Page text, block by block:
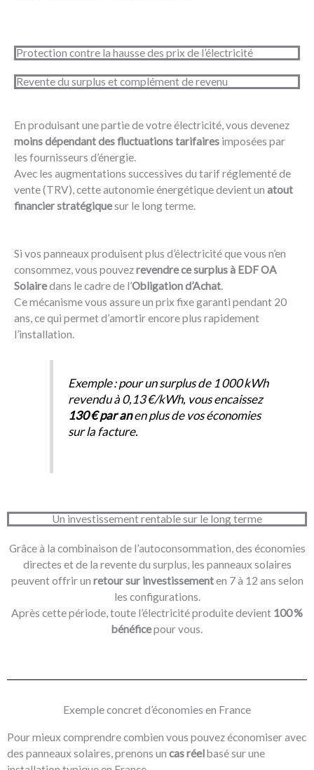
Protection contre la hausse des prix de l’électricité
Revente du surplus et complément de revenu
En produisant une partie de votre électricité, vous devenez
moins dépendant des fluctuations tarifaires imposées par
les fournisseurs d’énergie.
Avec les augmentations successives du tarif réglementé de
vente (TRV), cette autonomie énergétique devient un atout
financier stratégiquesur le long terme.
Si vos panneaux produisent plus d’électricité que vous n’en
consommez, vous pouvezrevendre ce surplus à EDF OA
Solairedans le cadre de l’Obligation d’Achat.
Ce mécanisme vous assure un prix fixe garanti pendant 20
ans, ce qui permet d’amortir encore plus rapidement
l’installation.
Exemple : pour un surplus de 1 000 kWh
revendu à 0,13 €/kWh, vous encaissez
130 € par anen plus de vos économies
sur la facture.
Un investissement rentable sur le long terme
Grâce à la combinaison de l’autoconsommation, des économies
directes et de la revente du surplus, les panneaux solaires
peuvent offrir un retour sur investissementen 7 à 12 ans selon
les configurations.
Après cette période, toute l’électricité produite devient 100 %
bénéficepour vous.
Exemple concret d’économies en France
Pour mieux comprendre combien vous pouvez économiser avec
des panneaux solaires, prenons un cas réelbasé sur une